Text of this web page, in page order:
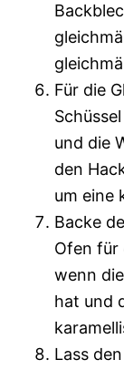
Für die
und die
den
um eine
Backe
Ofen für
wenn
hat und
Lass